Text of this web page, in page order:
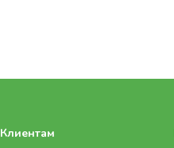
Клиентам